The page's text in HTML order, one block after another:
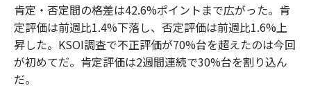
肯定・否定間の格差は42.6%ポイントまで広がった。肯
定評価は前週比1.4%下落し、否定評価は前週比1.6%上
昇した。KSOI調査で不正評価が70%台を超えたのは今回
が初めてだ。肯定評価は2週間連続で30%台を割り込ん
だ。